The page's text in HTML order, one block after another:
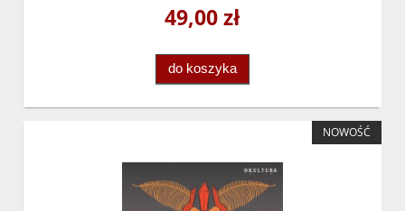
49,00 zł
do koszyka
NOWOŚĆ